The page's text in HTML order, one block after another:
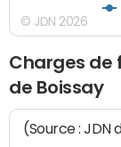
© JDN 2026
Charges
de Boissay
(Source : JDN